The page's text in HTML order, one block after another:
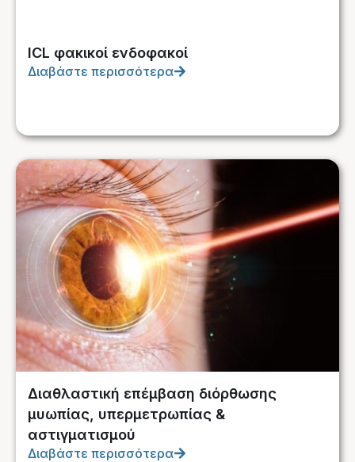
ICL φακικοί ενδοφακοί
Διαβάστε περισσότερα
Διαθλαστική επέμβαση διόρθωσης
μυωπίας, υπερμετρωπίας &
αστιγματισμού
Διαβάστε περισσότερα